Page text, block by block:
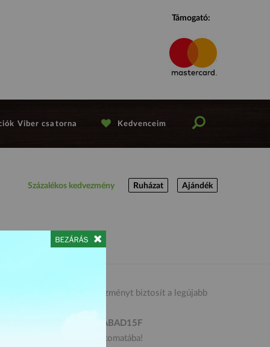
Támogató:
Kedvenceim
Viber csatorna
Ajándék
Ruházat
Százalékos kedvezmény
15% kedvezményt biztosít a legújabb
SZABAD15F
kiszállítjuk Foxpost automatába!